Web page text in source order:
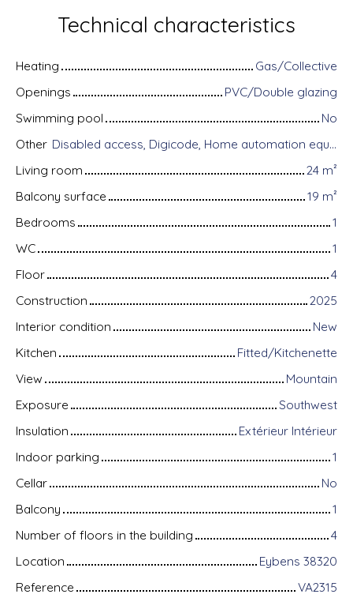
Technical characteristics
Heating
Gas/Collective
Openings
PVC/Double glazing
Swimming pool
No
Other
Disabled access, Digicode, Home automation equipment, Fiber optic Internet, Intercom, Bike storage, Motorized gate, Videophone, Electric shutters
Living room
24 m²
Balcony surface
19 m²
Bedrooms
1
WC
1
Floor
4
Construction
2025
Interior condition
New
Kitchen
Fitted/Kitchenette
View
Mountain
Exposure
Southwest
Insulation
Extérieur Intérieur
Indoor parking
1
Cellar
No
Balcony
1
Number of floors in the building
4
Location
Eybens 38320
Reference
VA2315